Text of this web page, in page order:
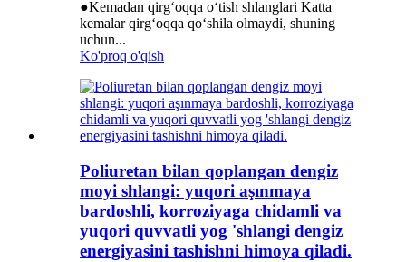
●Kemadan qirg‘oqqa o‘tish shlanglari Katta
kemalar qirg‘oqqa qo‘shila olmaydi, shuning
uchun...
Ko'proq o'qish
Poliuretan bilan qoplangan dengiz
moyi shlangi: yuqori aşınmaya
bardoshli, korroziyaga chidamli va
yuqori quvvatli yog 'shlangi dengiz
energiyasini tashishni himoya qiladi.